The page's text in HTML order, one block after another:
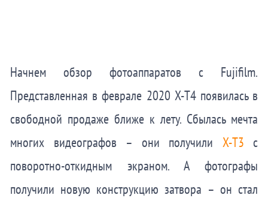
Начнем обзор фотоаппаратов с Fujifilm.
Представленная в феврале 2020 X-T4 появилась в
свободной продаже ближе к лету. Сбылась мечта
многих видеографов – они получили X-T3 с
поворотно-откидным экраном. А фотографы
получили новую конструкцию затвора – он стал